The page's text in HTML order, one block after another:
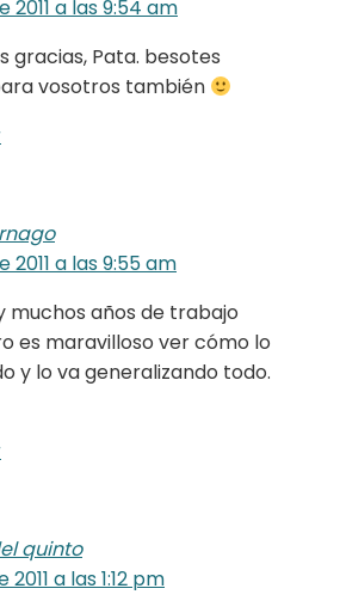
2011 a las 9:54 am
gracias, Pata. besotes
vosotros también
2011 a las 9:55 am
muchos años de trabajo
es maravilloso ver cómo lo
y lo va generalizando todo.
quinto
a las 1:12 pm